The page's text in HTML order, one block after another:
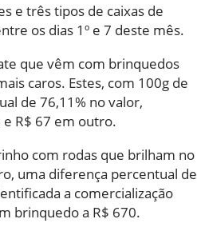
e três tipos de caixas de
os dias 1º e 7 deste mês.
que vêm com brinquedos
caros. Estes, com 100g de
de 76,11% no valor,
R$ 67 em outro.
com rodas que brilham no
uma diferença percentual de
a comercialização
brinquedo a R$ 670.